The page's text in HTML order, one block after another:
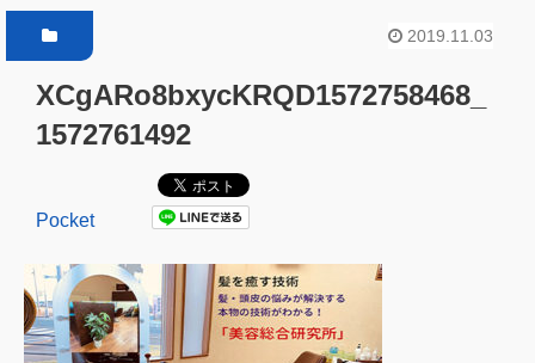
2019.11.03
XCgARo8bxycKRQD1572758468_
1572761492
Pocket